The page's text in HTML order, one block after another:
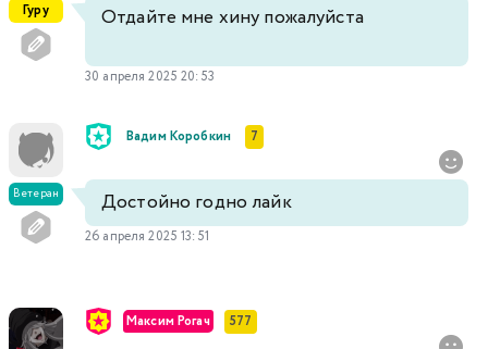
Гуру Отдайте мне хину пожалуйста
30 апреля 2025 20:53
Ветеран
Вадим Коробкин 7
Достойно годно лайк
26 апреля 2025 13:51
Максим Рогач 577